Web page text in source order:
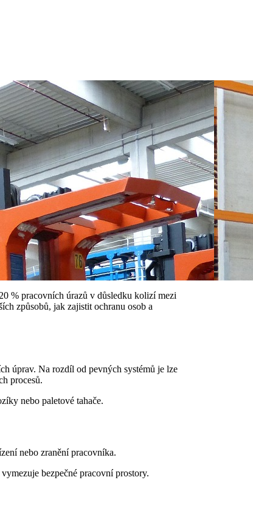
% pracovních úrazů v důsledku kolizí mezi
způsobů, jak zajistit ochranu osob a
úprav. Na rozdíl od pevných systémů je lze
procesů.
nebo paletové tahače.
nebo zranění pracovníka.
bezpečné pracovní prostory.